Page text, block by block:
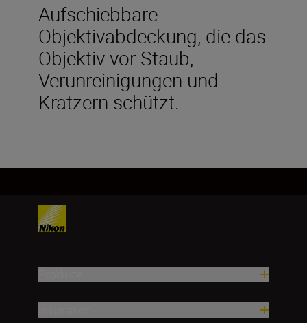
Aufschiebbare
Objektivabdeckung, die das
Objektiv vor Staub,
Verunreinigungen und
Kratzern schützt.